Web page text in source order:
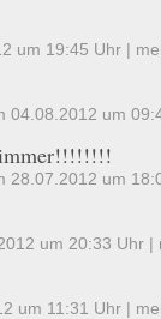
um 19:45 Uhr |
04.08.2012 um
28.07.2012 um
um 20:33 Uhr |
um 11:31 Uhr |